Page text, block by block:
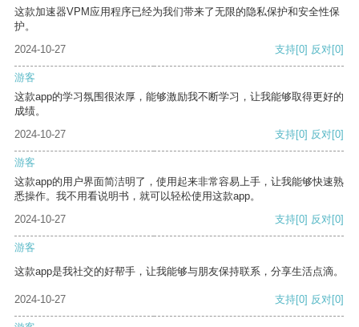
这款加速器VPM应用程序已经为我们带来了无限的隐私保护和安全性保
护。
2024-10-27
支持[0] 反对[0]
游客
这款app的学习氛围很浓厚，能够激励我不断学习，让我能够取得更好的
成绩。
2024-10-27
支持[0] 反对[0]
游客
这款app的用户界面简洁明了，使用起来非常容易上手，让我能够快速熟
悉操作。我不用看说明书，就可以轻松使用这款app。
2024-10-27
支持[0] 反对[0]
游客
这款app是我社交的好帮手，让我能够与朋友保持联系，分享生活点滴。
2024-10-27 支持[0] 反对[0]